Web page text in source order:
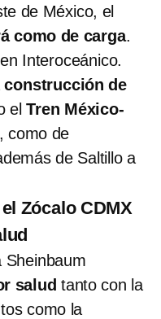
de México, el
como de carga.
Interoceánico.
construcción de
elTren México-
como de
de Saltillo a
Zócalo CDMX
Sheinbaum
salud tanto con la
como la